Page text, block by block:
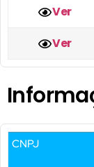
Ver
Ver
CNPJ